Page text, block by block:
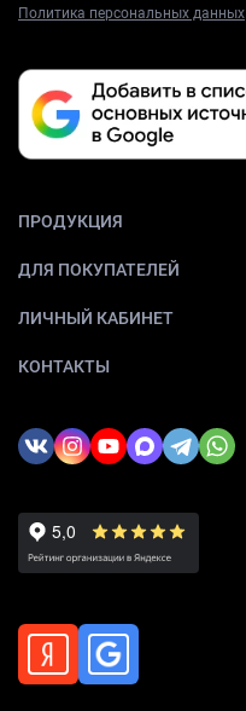
Политика персональных данных
ПРОДУКЦИЯ
ДЛЯ ПОКУПАТЕЛЕЙ
ЛИЧНЫЙ КАБИНЕТ
КОНТАКТЫ